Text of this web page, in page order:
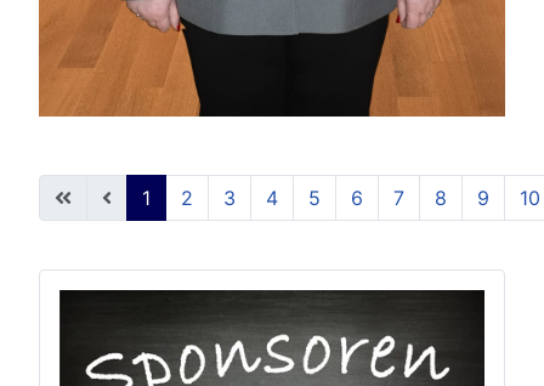
Seite 1 von 12
1 2 3 4 5 6 7 8 9 10